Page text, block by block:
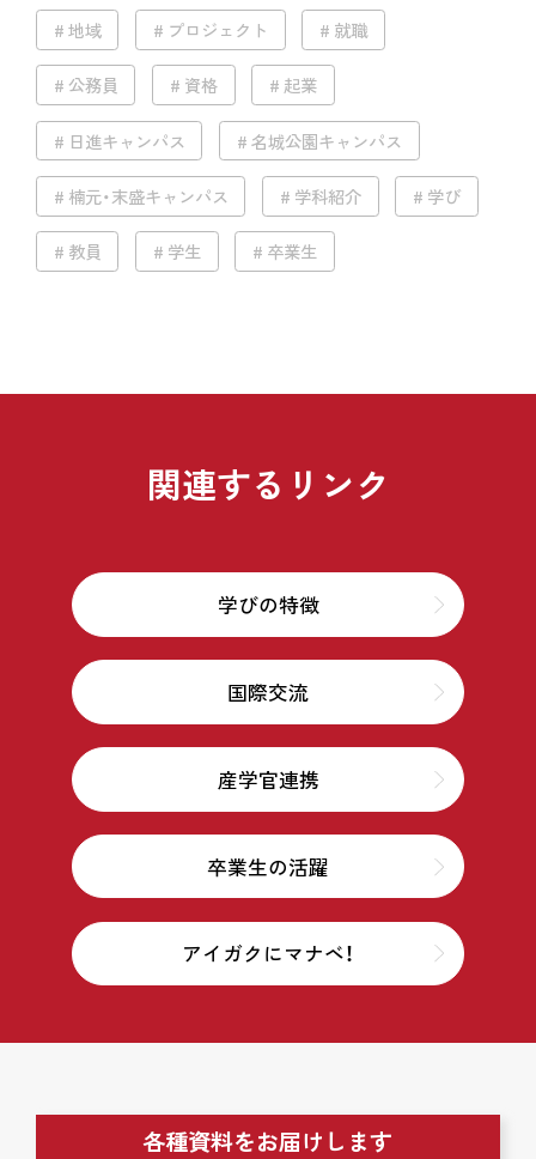
地域 プロジェクト 就職
公務員 資格 起業
日進キャンパス 名城公園キャンパス
楠元・末盛キャンパス 学科紹介 学び
教員 学生 卒業生
関連するリンク
学びの特徴
国際交流
産学官連携
卒業生の活躍
アイガクにマナベ！
各種資料をお届けします